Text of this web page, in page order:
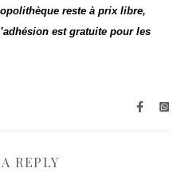
reste à prix libre,
est gratuite pour les
REPLY